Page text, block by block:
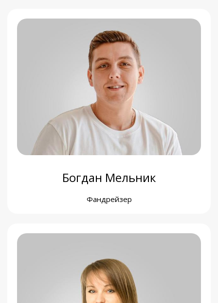
Богдан Мельник
Фандрейзер
Олена Назарчук
Проєктна менеджерка медичного напряму